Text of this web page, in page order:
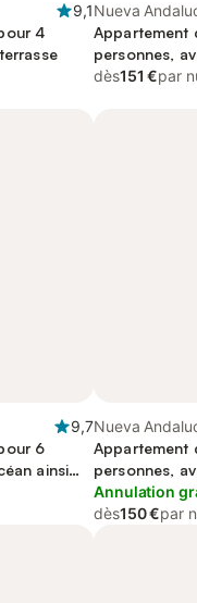
9,1
4
Nueva
Appartement
personnes,
piscine et vue
dès151 €par
9,7
6
ainsi
aux
Nueva
Appartement
personnes,
balcon/
Annulation
dès150 €par